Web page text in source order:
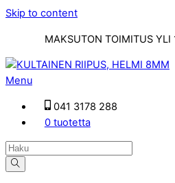
Skip to content
MAKSUTON TOIMITUS
Menu
041 3178 288
0 tuotetta